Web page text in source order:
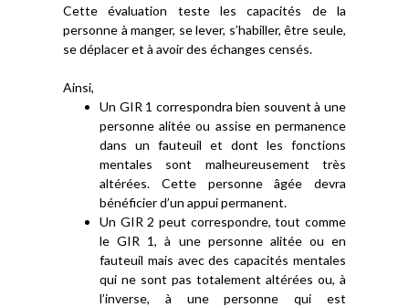
Cette évaluation teste les capacités de la
personne à manger, se lever, s’habiller, être seule,
se déplacer et à avoir des échanges censés.
Ainsi,
Un GIR 1 correspondra bien souvent à une
personne alitée ou assise en permanence
dans un fauteuil et dont les fonctions
mentales sont malheureusement très
altérées. Cette personne âgée devra
bénéficier d’un appui permanent.
Un GIR 2 peut correspondre, tout comme
le GIR 1, à une personne alitée ou en
fauteuil mais avec des capacités mentales
qui ne sont pas totalement altérées ou, à
l’inverse, à une personne qui est